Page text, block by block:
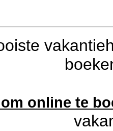
online te